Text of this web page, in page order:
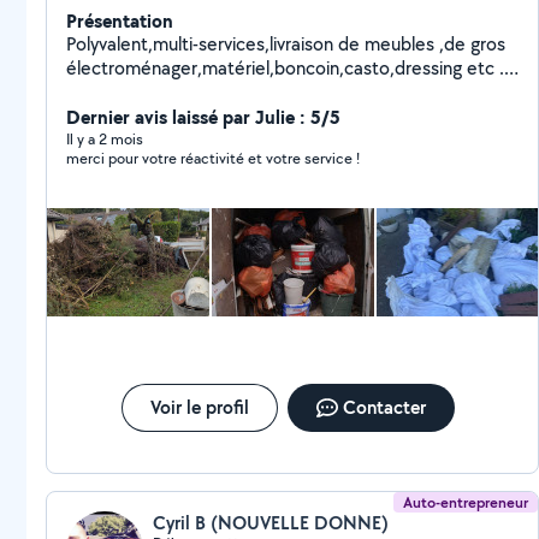
Présentation
Polyvalent,multi-services,livraison de meubles ,de gros
électroménager,matériel,boncoin,casto,dressing etc ...
Chariots,diable,couvertures film de protection,housse
matelas etc...
Dernier avis laissé par Julie : 5/5
Il y a 2 mois
merci pour votre réactivité et votre service !
Voir le profil Contacter
Auto-entrepreneur
Cyril B (NOUVELLE DONNE)